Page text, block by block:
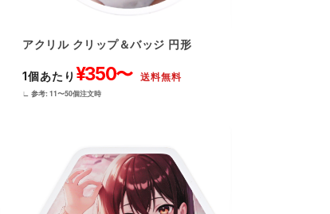
アクリル クリップ＆バッジ 円形
1個あたり ¥350〜 送料無料
∟ 参考: 11〜50個注文時